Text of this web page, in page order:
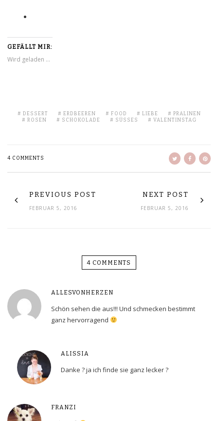
GEFÄLLT MIR:
Wird geladen …
DESSERT ERDBEEREN FOOD LIEBE
PRALINEN
ROSEN
SCHOKOLADE SÜSSES VALENTINSTAG
4 COMMENTS
PREVIOUS POST
FEBRUAR 5, 2016
NEXT POST
FEBRUAR 5, 2016
4 COMMENTS
ALLESVONHERZEN
Schön sehen die aus!!! Und schmecken bestimmt
ganz hervorragend
ALISSIA
Danke ? ja ich finde sie ganz lecker ?
FRANZI